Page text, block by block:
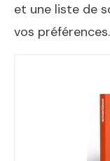
et une liste de
vos préférences.